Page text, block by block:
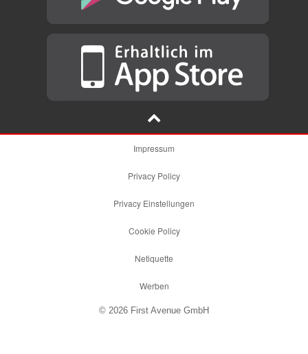
Impressum
Privacy Policy
Privacy Einstellungen
Cookie Policy
Netiquette
Werben
© 2026 First Avenue GmbH